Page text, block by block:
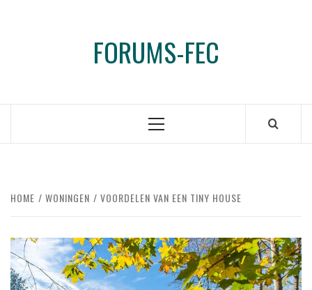
FORUMS-FEC
Primair
HOME WONINGEN VOORDELEN VAN EEN TINY HOUSE